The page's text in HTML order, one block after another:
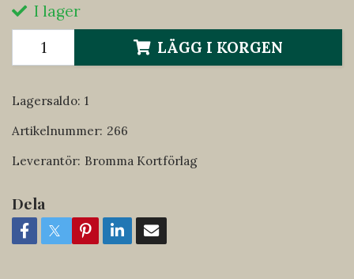
I lager
LÄGG I KORGEN
Lagersaldo: 1
Artikelnummer: 266
Leverantör: Bromma Kortförlag
Dela